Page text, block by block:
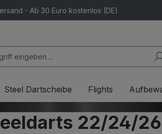
- Ab 30 Euro kostenlos (DE)
Steel Dartscheibe Flights
22/24/